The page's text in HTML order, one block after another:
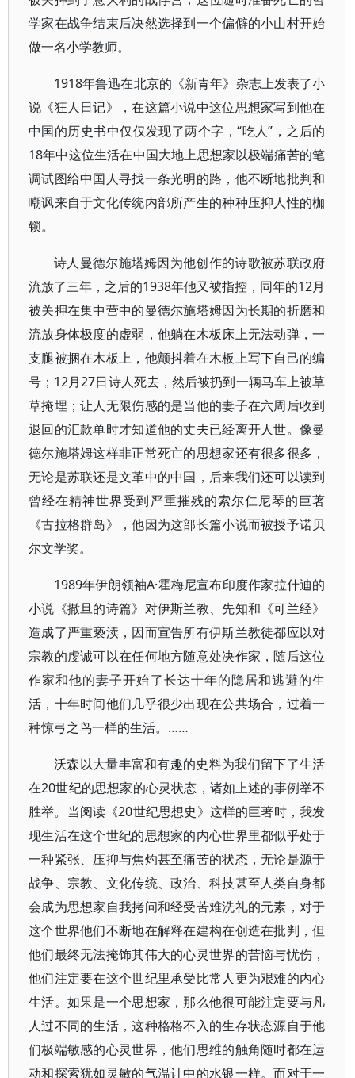
学家在战争结束后决然选择到一个偏僻的小山村开始
做一名小学教师。
1918年鲁迅在北京的《新青年》杂志上发表了小
说《狂人日记》，在这篇小说中这位思想家写到他在
中国的历史书中仅仅发现了两个字，“吃人”，之后的
18年中这位生活在中国大地上思想家以极端痛苦的笔
调试图给中国人寻找一条光明的路，他不断地批判和
嘲讽来自于文化传统内部所产生的种种压抑人性的枷
锁。
诗人曼德尔施塔姆因为他创作的诗歌被苏联政府
流放了三年，之后的1938年他又被指控，同年的12月
被关押在集中营中的曼德尔施塔姆因为长期的折磨和
流放身体极度的虚弱，他躺在木板床上无法动弹，一
支腿被捆在木板上，他颤抖着在木板上写下自己的编
号；12月27日诗人死去，然后被扔到一辆马车上被草
草掩埋；让人无限伤感的是当他的妻子在六周后收到
退回的汇款单时才知道他的丈夫已经离开人世。像曼
德尔施塔姆这样非正常死亡的思想家还有很多很多，
无论是苏联还是文革中的中国，后来我们还可以读到
曾经在精神世界受到严重摧残的索尔仁尼琴的巨著
《古拉格群岛》，他因为这部长篇小说而被授予诺贝
尔文学奖。
1989年伊朗领袖A·霍梅尼宣布印度作家拉什迪的
小说《撒旦的诗篇》对伊斯兰教、先知和《可兰经》
造成了严重亵渎，因而宣告所有伊斯兰教徒都应以对
宗教的虔诚可以在任何地方随意处决作家，随后这位
作家和他的妻子开始了长达十年的隐居和逃避的生
活，十年时间他们几乎很少出现在公共场合，过着一
种惊弓之鸟一样的生活。……
沃森以大量丰富和有趣的史料为我们留下了生活
在20世纪的思想家的心灵状态，诸如上述的事例举不
胜举。当阅读《20世纪思想史》这样的巨著时，我发
现生活在这个世纪的思想家的内心世界里都似乎处于
一种紧张、压抑与焦灼甚至痛苦的状态，无论是源于
战争、宗教、文化传统、政治、科技甚至人类自身都
会成为思想家自我拷问和经受苦难洗礼的元素，对于
这个世界他们不断地在解释在建构在创造在批判，但
他们最终无法掩饰其伟大的心灵世界的苦恼与忧伤，
他们注定要在这个世纪里承受比常人更为艰难的内心
生活。如果是一个思想家，那么他很可能注定要与凡
人过不同的生活，这种格格不入的生存状态源自于他
们极端敏感的心灵世界，他们思维的触角随时都在运
动和探索犹如灵敏的气温计中的水银一样。而对于一